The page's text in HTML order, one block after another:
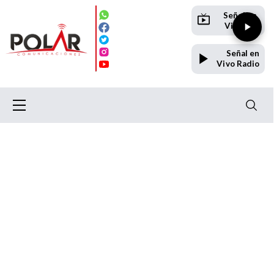
Señal en
Vivo TV
Señal en
Vivo Radio